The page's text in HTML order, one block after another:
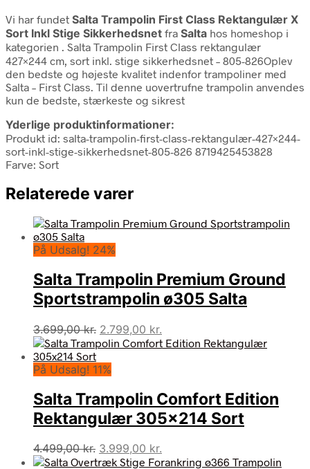
Vi har fundet Salta Trampolin First Class Rektangulær X
Sort Inkl Stige Sikkerhedsnet fra Salta hos homeshop i
kategorien . Salta Trampolin First Class rektangulær
427×244 cm, sort inkl. stige sikkerhedsnet – 805-826Oplev
den bedste og højeste kvalitet indenfor trampoliner med
Salta – First Class. Til denne uovertrufne trampolin anvendes
kun de bedste, stærkeste og sikrest
Yderlige produktinformationer:
Produkt id: salta-trampolin-first-class-rektangulær-427×244-
sort-inkl-stige-sikkerhedsnet-805-826 8719425453828
Farve: Sort
Relaterede varer
På Udsalg! 24%
Salta Trampolin Premium Ground
Sportstrampolin ø305 Salta
3.699,00kr. Den
oprindelige
var:
2.799,00 kr.
aktuelle
På Udsalg! 11%
Salta Trampolin Comfort Edition
Rektangulær 305×214 Sort
4.499,00kr. Den
oprindelige
3.999,00 kr.
aktuelle